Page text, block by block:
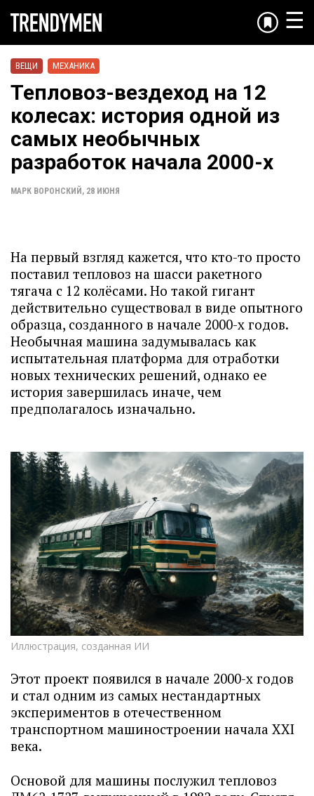
☰
ВЕЩИ МЕХАНИКА
Тепловоз-вездеход на 12
колесах: история одной из
самых необычных
разработок начала 2000-х
МАРК ВОРОНСКИЙ , 28 ИЮНЯ
На первый взгляд кажется, что кто-то просто
поставил тепловоз на шасси ракетного
тягача с 12 колёсами. Но такой гигант
действительно существовал в виде опытного
образца, созданного в начале 2000-х годов.
Необычная машина задумывалась как
испытательная платформа для отработки
новых технических решений, однако ее
история завершилась иначе, чем
предполагалось изначально.
Иллюстрация, созданная ИИ
Этот проект появился в начале 2000-х годов
и стал одним из самых нестандартных
экспериментов в отечественном
транспортном машиностроении начала XXI
века.
Основой для машины послужил тепловоз